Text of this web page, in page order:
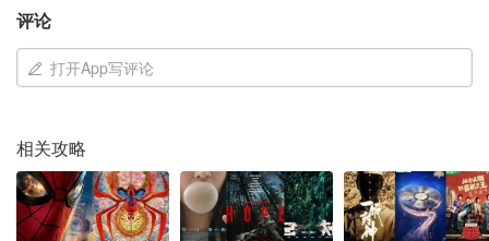
印度说，加拿大驻印度高级专员被传唤，并被告知驱逐一
事，以及这名未透露姓名的外交官必须在五天内离开印度。
"关于印度政府参与加拿大任何暴力行为的指控是荒谬的，
评论
打开App写评论
相关攻略